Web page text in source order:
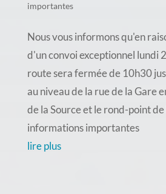
importantes
Nous vous informons qu'en
d'un convoi exceptionnel lundi
route sera fermée de 10h30
au niveau de la rue de la Gare
de la Source et le rond-point
informations importantes
lire plus